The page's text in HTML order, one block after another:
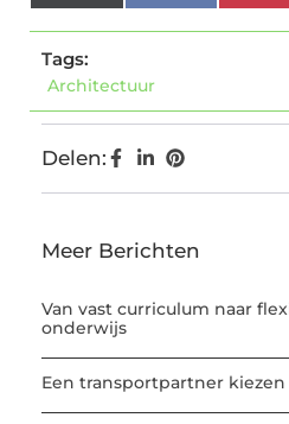
(Twitter)
Tags:
Architectuur
Delen:
Meer Berichten
Van vast curriculum naar
onderwijs
Een transportpartner